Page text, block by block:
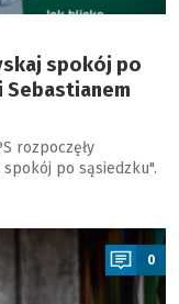
spokój po
Sebastianem
rozpoczęły
spokój po sąsiedzku".
0